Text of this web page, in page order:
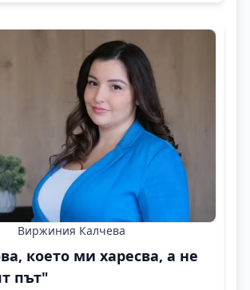
Виржиния Калчева
което ми харесва, а не
път"